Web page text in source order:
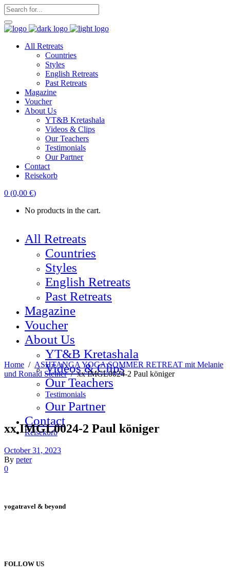
All Retreats
Countries
Styles
English Retreats
Past Retreats
Magazine
Voucher
About Us
YT&B Kretashala
Videos & Clips
Our Teachers
Testimonials
Our Partner
Contact
Reisekorb
0 (0,00 €)
No products in the cart.
All Retreats
Countries
Styles
English Retreats
Past Retreats
Magazine
Voucher
About Us
YT&B Kretashala
Videos & Clips
Our Teachers
Testimonials
Our Partner
Contact
Reisekorb
Home / ASHTANGA YOGA SOMMER RETREAT mit Melanie
und Ronald Steiner/xx IMGL0024-2 Paul königer
xx IMGL0024-2 Paul königer
October 31, 2023
By peter
0
yogatravel & beyond
FOLLOW US